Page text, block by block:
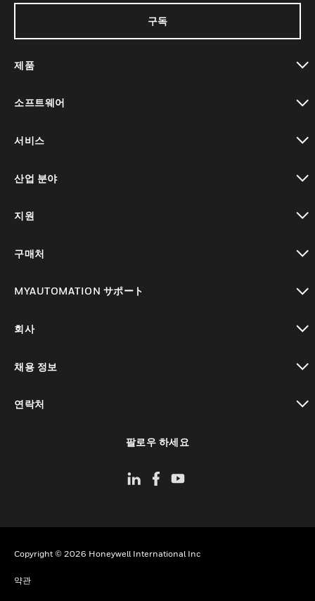
구독
제품
소프트웨어
서비스
산업 분야
지원
구매처
MYAUTOMATION サポート
회사
채용 정보
연락처
팔로우 하세요
Copyright © 2026 Honeywell International Inc
약관